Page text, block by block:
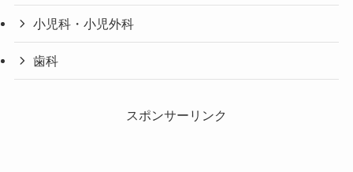
小児科・小児外科
歯科
スポンサーリンク